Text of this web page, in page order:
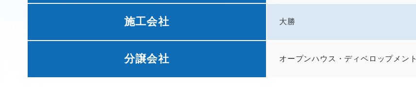
施工会社 大勝
分譲会社 オープンハウス・ディベロップメント